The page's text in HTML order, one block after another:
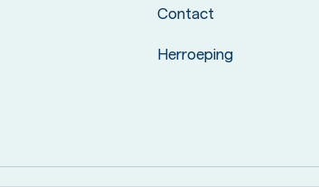
Contact
Herroeping